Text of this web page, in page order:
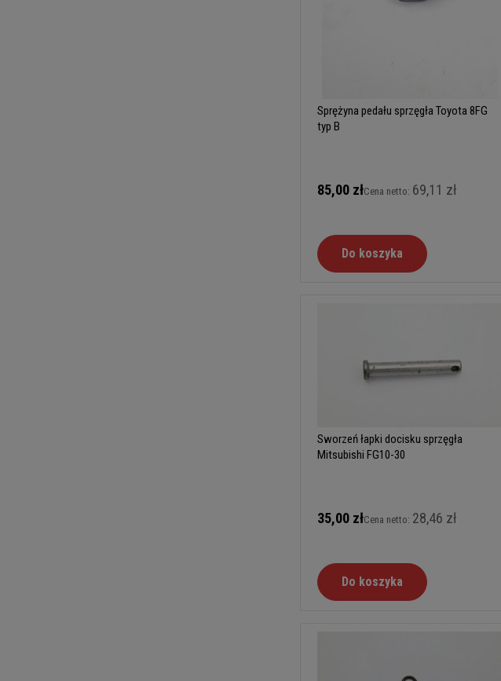
Sprężyna pedału sprzęgła Toyota 8FG
typ B
85,00 złCena netto: 69,11 zł
Do koszyka
Sworzeń łapki docisku sprzęgła
Mitsubishi FG10-30
35,00 złCena netto: 28,46 zł
Do koszyka